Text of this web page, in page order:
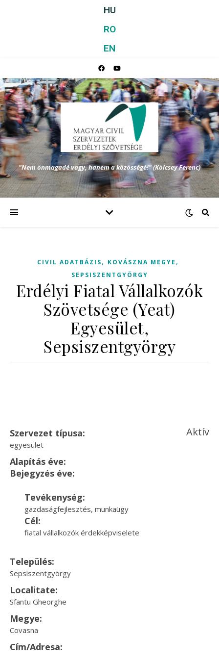
HU
RO
EN
"Nem önmagadé vagy, hanem a közösségé!" (Kölcsey Ferenc)
CIVIL ADATBÁZIS, KOVÁSZNA MEGYE ,
SEPSISZENTGYÖRGY
Erdélyi Fiatal Vállalkozók
Szövetsége (Yeat)
Egyesület,
Sepsiszentgyörgy
Szervezet típusa:
egyesület
Aktív
Alapítás éve:
Bejegyzés éve:
Tevékenység:
gazdaságfejlesztés, munkaügy
Cél:
fiatal vállalkozók érdekképviselete
Település:
Sepsiszentgyörgy
Localitate:
Sfantu Gheorghe
Megye:
Covasna
Cím/Adresa: